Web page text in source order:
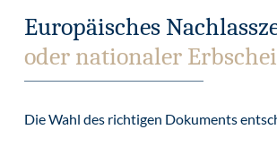
Europäisches
oder nationaler
Die Wahl des richtigen Dokuments